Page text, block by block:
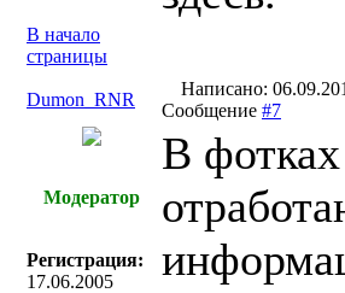
В начало
страницы
Dumon_RNR
Написано:
Сообщение #7
Модератор
Регистрация:
17.06.2005
В